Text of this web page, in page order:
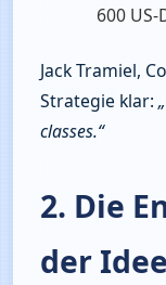
600
Jack Tramiel,
Strategie klar:
classes.“
2. Die
der